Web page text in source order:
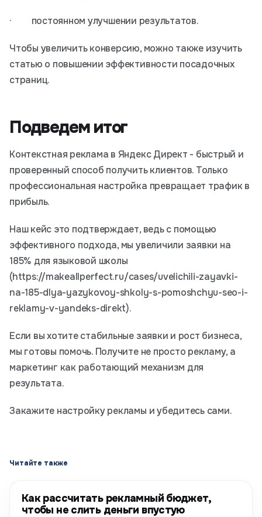
· постоянном улучшении результатов.
Чтобы увеличить конверсию, можно также изучить
статью о повышении эффективности посадочных
страниц.
Подведем итог
Контекстная реклама в Яндекс Директ - быстрый и
проверенный способ получить клиентов. Только
профессиональная настройка превращает трафик в
прибыль.
Наш кейс это подтверждает, ведь с помощью
эффективного подхода, мы увеличили заявки на
185% для языковой школы
(https://makeallperfect.ru/cases/uvelichili-zayavki-
na-185-dlya-yazykovoy-shkoly-s-pomoshchyu-seo-i-
reklamy-v-yandeks-direkt).
Если вы хотите стабильные заявки и рост бизнеса,
мы готовы помочь. Получите не просто рекламу, а
маркетинг как работающий механизм для
результата.
Закажите настройку рекламы и убедитесь сами.
Читайте также
Как рассчитать рекламный бюджет,
чтобы не слить деньги впустую